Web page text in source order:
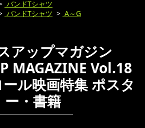
バンドTシャツ
バンドTシャツ > A～G
アップマガジン
MAGAZINE Vol.18
ル映画特集 ポスタ
ー・書籍